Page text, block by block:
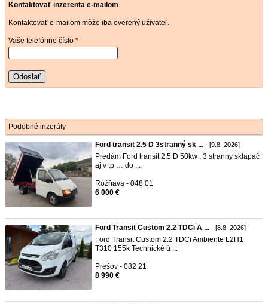
Kontaktovať inzerenta e-mailom
Kontaktovať e-mailom môže iba overený užívateľ.
Vaše telefónne číslo *
Odoslať
Podobné inzeráty
Ford transit 2.5 D 3stranný sk ... - [9.8. 2026]
Predám Ford transit 2.5 D 50kw , 3 stranny sklapač
aj v tp … do ...
Rožňava - 048 01
6 000 €
Ford Transit Custom 2.2 TDCi A ... - [8.8. 2026]
Ford Transit Custom 2.2 TDCi Ambiente L2H1
T310 155k Technické ú ...
Prešov - 082 21
8 990 €